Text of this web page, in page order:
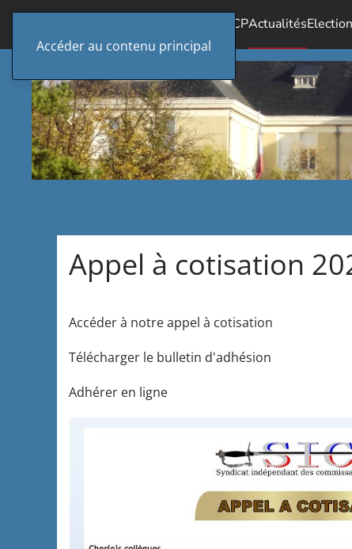
Accéder au contenu principal
Le SICPActualités
Appel à cotisation
Accéder à notre appel à cotisation
Télécharger le bulletin d'adhésion
Adhérer en ligne